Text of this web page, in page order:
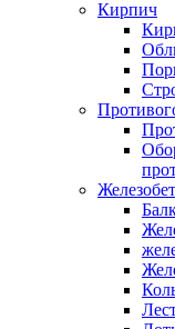
Кирпич